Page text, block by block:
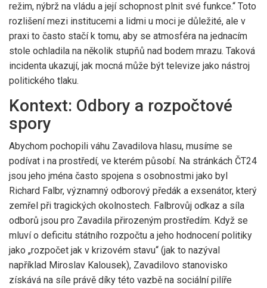
režim, nýbrž na vládu a její schopnost plnit své funkce.“ Toto
rozlišení mezi institucemi a lidmi u moci je důležité, ale v
praxi to často stačí k tomu, aby se atmosféra na jednacím
stole ochladila na několik stupňů nad bodem mrazu. Taková
incidenta ukazují, jak mocná může být televize jako nástroj
politického tlaku.
Kontext: Odbory a rozpočtové
spory
Abychom pochopili váhu Zavadilova hlasu, musíme se
podívat i na prostředí, ve kterém působí. Na stránkách ČT24
jsou jeho jména často spojena s osobnostmi jako byl
Richard Falbr, významný odborový předák a exsenátor, který
zemřel při tragických okolnostech. Falbrovůj odkaz a síla
odborů jsou pro Zavadila přirozeným prostředím. Když se
mluví o deficitu státního rozpočtu a jeho hodnocení politiky
jako „rozpočet jak v krizovém stavu“ (jak to nazýval
například Miroslav Kalousek), Zavadilovo stanovisko
získává na síle právě díky této vazbě na sociální pilíře